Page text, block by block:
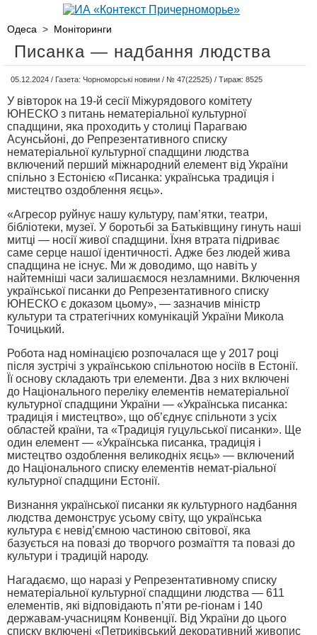
Одеса > Моніторинги
Писанка — надбання людства
05.12.2024 / Газета: Чорноморські новини / № 47(22525) / Тираж: 8525
У вівторок на 19-й сесії Міжурядового комітету
ЮНЕСКО з питань нематеріальної культурної
спадщини, яка проходить у столиці Парагваю
Асунсьйоні, до Репрезентативного списку
нематеріальної культурної спадщини людства
включений перший міжнародний елемент від України
спільно з Естонією «Писанка: українська традиція і
мистецтво оздоблення яєць».
«Агресор руйнує нашу культуру, пам’ятки, театри,
бібліотеки, музеї. У боротьбі за Батьківщину гинуть наші
митці — носії живої спадщини. Їхня втрата підриває
саме серце нашої ідентичності. Адже без людей жива
спадщина не існує. Ми ж доводимо, що навіть у
найтемніші часи залишаємося незламними. Включення
української писанки до Репрезентативного списку
ЮНЕСКО є доказом цьому», — зазначив міністр
культури та стратегічних комунікацій України Микола
Точицький.
Робота над номінацією розпочалася ще у 2017 році
після зустрічі з українською спільнотою носіїв в Естонії.
Її основу складають три елементи. Два з них включені
до Національного переліку елементів нематеріальної
культурної спадщини України — «Українська писанка:
традиція і мистецтво», що об’єднує спільноти з усіх
областей країни, та «Традиція гуцульської писанки». Ще
один елемент — «Українська писанка, традиція і
мистецтво оздоблення великодніх яєць» — включений
до Національного списку елементів немат-ріальної
культурної спадщини Естонії.
Визнання української писанки як культурного надбання
людства демонструє усьому світу, що українська
культура є невід’ємною частиною світової, яка
базується на повазі до творчого розмаїття та повазі до
культури і традицій народу.
Нагадаємо, що наразі у Репрезентативному списку
нематеріальної культурної спадщини людства — 611
елементів, які відповідають п’яти ре-гіонам і 140
державам-учасницям Конвенції. Від України до цього
списку включені «Петриківський декоративний живопис